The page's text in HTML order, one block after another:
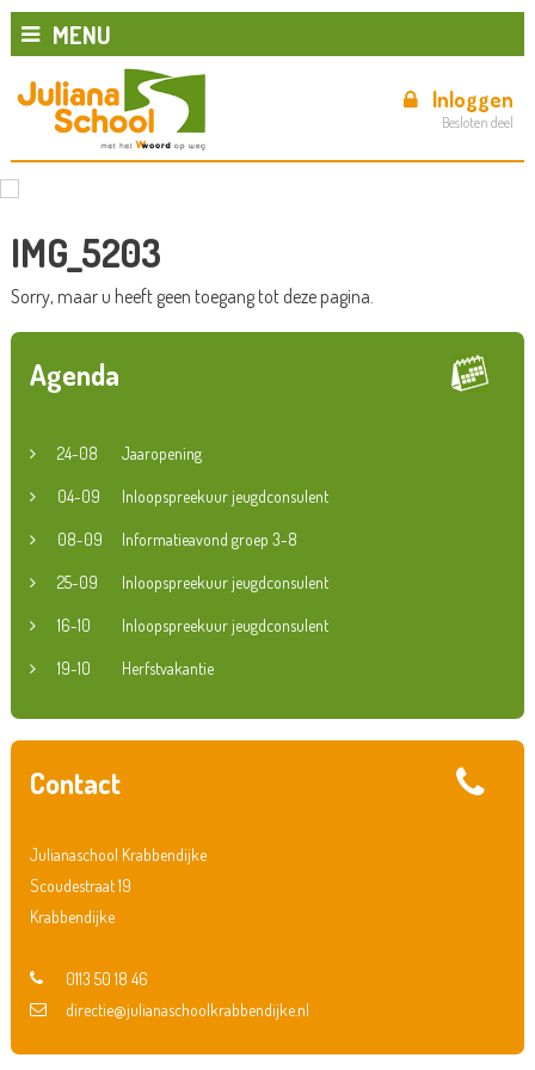
MENU
Inloggen
Besloten deel
IMG_5203
Sorry, maar u heeft geen toegang tot deze pagina.
Agenda
24-08 Jaaropening
04-09 Inloopspreekuur jeugdconsulent
08-09 Informatieavond groep 3-8
25-09 Inloopspreekuur jeugdconsulent
16-10 Inloopspreekuur jeugdconsulent
19-10 Herfstvakantie
Contact
Julianaschool Krabbendijke
Scoudestraat 19
Krabbendijke
0113 50 18 46
directie@julianaschoolkrabbendijke.nl